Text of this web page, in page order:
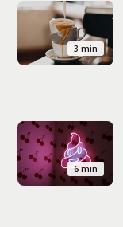
3 min
6 min